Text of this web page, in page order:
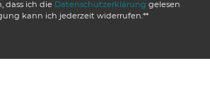
dass ich die Daten­schutz­erklärung gelesen
kann ich jederzeit widerrufen.**